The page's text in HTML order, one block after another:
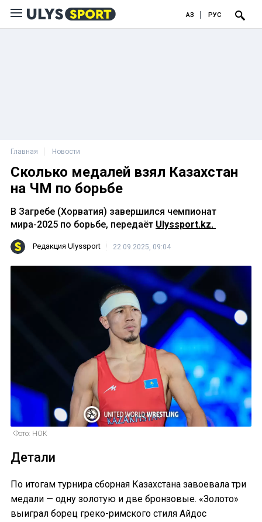
ҚАЗ РУС
Главная Новости
Сколько медалей взял Казахстан
на ЧМ по борьбе
В Загребе (Хорватия) завершился чемпионат
мира-2025 по борьбе, передаёт Ulyssport.kz.
Редакция Ulyssport 22.09.2025, 09:04
Фото: НОК
Детали
По итогам турнира сборная Казахстана завоевала три
медали — одну золотую и две бронзовые. «Золото»
выиграл борец греко-римского стиля Айдос